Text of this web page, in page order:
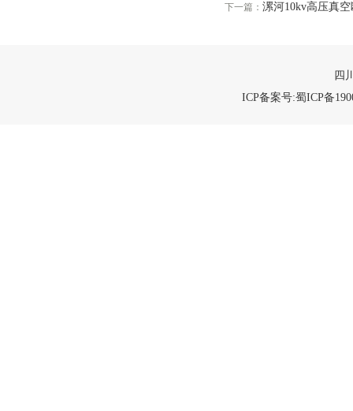
下一篇： 漯河10kv高压真
四
ICP备案号:蜀ICP备